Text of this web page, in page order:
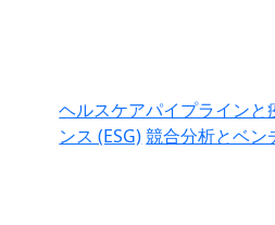
ヘルスケアパイプラインと
ンス (ESG)競合分析とベン